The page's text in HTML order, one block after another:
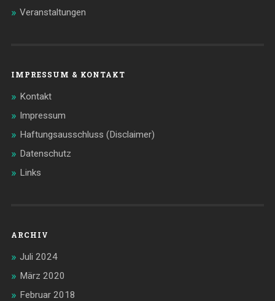
Veranstaltungen
IMPRESSUM & KONTAKT
Kontakt
Impressum
Haftungsausschluss (Disclaimer)
Datenschutz
Links
ARCHIV
Juli 2024
März 2020
Februar 2018